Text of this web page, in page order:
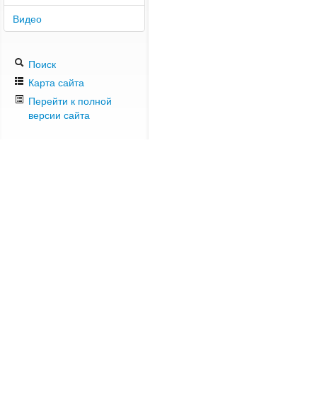
Видео
Поиск
Карта сайта
Перейти к полной
версии сайта